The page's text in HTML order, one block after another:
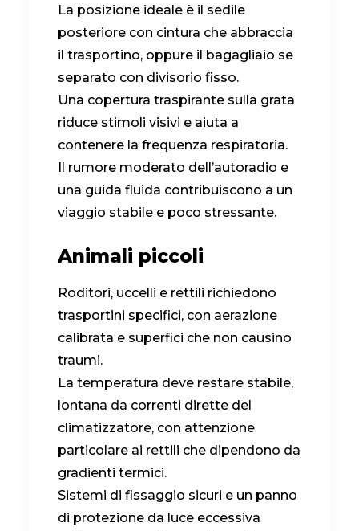
La posizione ideale è il sedile
posteriore con cintura che abbraccia
il trasportino, oppure il bagagliaio se
separato con divisorio fisso.
Una copertura traspirante sulla grata
riduce stimoli visivi e aiuta a
contenere la frequenza respiratoria.
Il rumore moderato dell’autoradio e
una guida fluida contribuiscono a un
viaggio stabile e poco stressante.
Animali piccoli
Roditori, uccelli e rettili richiedono
trasportini specifici, con aerazione
calibrata e superfici che non causino
traumi.
La temperatura deve restare stabile,
lontana da correnti dirette del
climatizzatore, con attenzione
particolare ai rettili che dipendono da
gradienti termici.
Sistemi di fissaggio sicuri e un panno
di protezione da luce eccessiva